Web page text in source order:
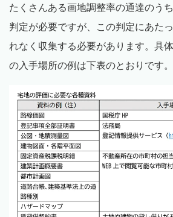
たくさんある画地調整率の通達のう
判定が必要ですが、この判定にあた
れなく収集する必要があります。具
の入手場所の例は下表のとおりです。